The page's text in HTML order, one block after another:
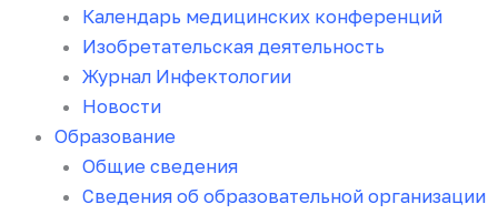
Календарь медицинских конференций
Изобретательская деятельность
Журнал Инфектологии
Новости
Образование
Общие сведения
Сведения об образовательной организации